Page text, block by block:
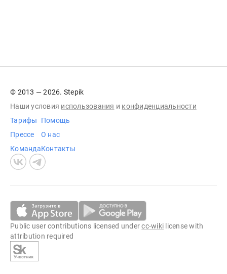
© 2013 — 2026. Stepik
Наши условия использования и конфиденциальности
Тарифы
Прессе
Команда
Помощь
О нас
Контакты
Public user contributions licensed undercc-wiki license with
attribution required